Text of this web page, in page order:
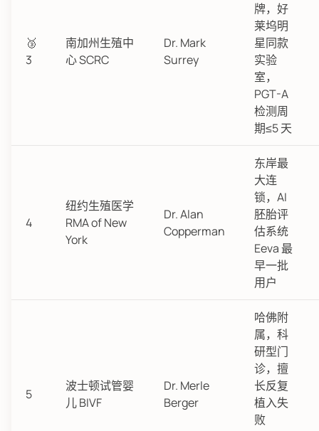
🥉
3
南加州生殖中
心 SCRC
Dr. Mark
Surrey
牌，好
莱坞明
星同款
实验
室，
PGT-A
检测周
期≤5 天
4
纽约生殖医学
RMA of New
York
Dr. Alan
Copperman
东岸最
大连
锁，AI
胚胎评
估系统
Eeva 最
早一批
用户
5
波士顿试管婴
儿 BIVF
Dr. Merle
Berger
哈佛附
属，科
研型门
诊，擅
长反复
植入失
败